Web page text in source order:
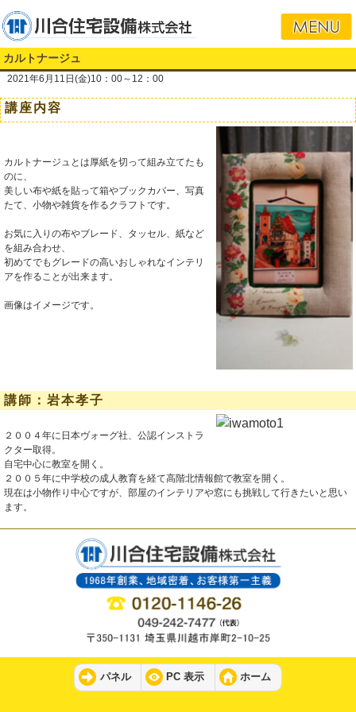
カルトナージュ
2021年6月11日(金)10：00～12：00
講座内容
カルトナージュとは厚紙を切って組み立てたも
のに、
美しい布や紙を貼って箱やブックカバー、写真
たて、小物や雑貨を作るクラフトです。
お気に入りの布やブレード、タッセル、紙など
を組み合わせ、
初めてでもグレードの高いおしゃれなインテリ
アを作ることが出来ます。
画像はイメージです。
講師：岩本孝子
２００４年に日本ヴォーグ社、公認インストラ
クター取得。
自宅中心に教室を開く。
２００５年に中学校の成人教育を経て高階北情報館で教室を開く。
現在は小物作り中心ですが、部屋のインテリアや窓にも挑戦して行きたいと思い
ます。
パネル PC 表示 ホーム